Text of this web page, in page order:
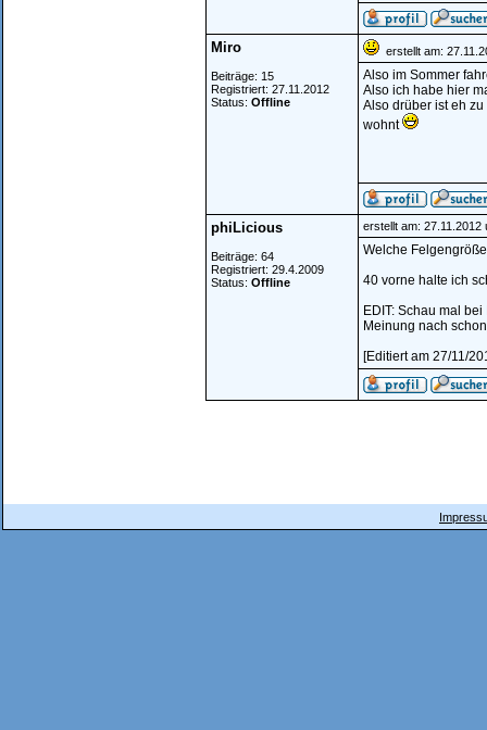
Miro
Beiträge: 15
Registriert: 27.11.2012
Status: Offline
erstellt am:
Also im Sommer
Also ich habe hier
Also drüber ist eh
wohnt
phiLicious
Beiträge: 64
Registriert: 29.4.2009
Status: Offline
erstellt am: 27.11.2012
Welche
40 vorne halte ich
EDIT: Schau mal
Meinung nach
[Editiert am 27/11/